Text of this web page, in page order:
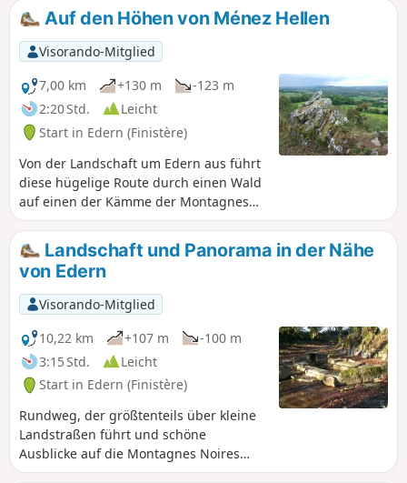
Auf den Höhen von Ménez Hellen
Visorando-Mitglied
7,00 km
+130 m
-123 m
2:20 Std.
Leicht
Start in Edern (Finistère)
Von der Landschaft um Edern aus führt
diese hügelige Route durch einen Wald
auf einen der Kämme der Montagnes
Noires und einen der höchsten Punkte,
von wo aus man einen weiten Blick über
den Westen des Bassin de Châteaulin
bis zum Meer hat. Die Route führt durch
den „Jardin Picart”, einen botanischen
Garten an einem felsigen Hang, der das
Ergebnis langjähriger Arbeit eines
Enthusiasten ist. Entdecken Sie das
Kulturerbe zweier Kapellen, eines
Brunnens, eines Waschhauses und
einer alten Korbmacherei.
Landschaft und Panorama in der Nähe
von Edern
Visorando-Mitglied
10,22 km
+107 m
-100 m
3:15 Std.
Leicht
Start in Edern (Finistère)
Rundweg, der größtenteils über kleine
Landstraßen führt und schöne
Ausblicke auf die Montagnes Noires
bietet.